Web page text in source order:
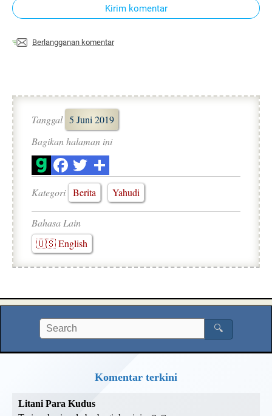
Kirim komentar
Berlangganan komentar
Tanggal 5 Juni 2019
Bagikan halaman ini
Kategori Berita Yahudi
Bahasa Lain
🇺🇸 English
🔍
Komentar terkini
Litani Para Kudus